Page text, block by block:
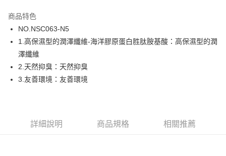
運送方式
全家取貨付款
每筆NT$80，滿NT$1,000(含以上)免運費
付款後全家取貨
每筆NT$80，滿NT$1,000(含以上)免運費
商品特色
NO.NSC063-N5
1.高保濕型的潤澤纖維-海洋膠原蛋白胜肽胺基酸：高保濕型的潤
澤纖維
2.天然抑臭：天然抑臭
3.友善環境：友善環境
詳細說明 商品規格 相關推薦